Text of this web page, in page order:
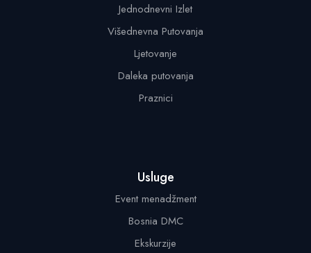
Jednodnevni Izlet
Višednevna Putovanja
Ljetovanje
Daleka putovanja
Praznici
Usluge
Event menadžment
Bosnia DMC
Ekskurzije